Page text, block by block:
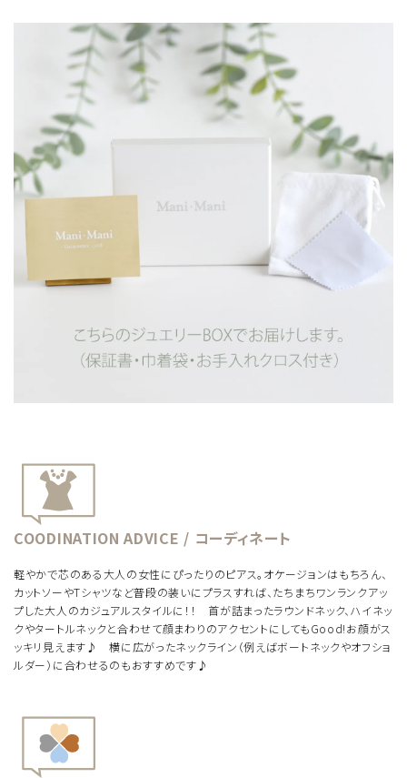
COODINATION ADVICE / コーディネート
軽やかで芯のある大人の女性にぴったりのピアス。オケージョンはもちろん、
カットソーやTシャツなど普段の装いにプラスすれば、たちまちワンランクアッ
プした大人のカジュアルスタイルに！！ 首が詰まったラウンドネック、ハイネッ
クやタートルネックと合わせて顔まわりのアクセントにしてもGood!お顔がス
ッキリ見えます♪ 横に広がったネックライン（例えばボートネックやオフショ
ルダー）に合わせるのもおすすめです♪